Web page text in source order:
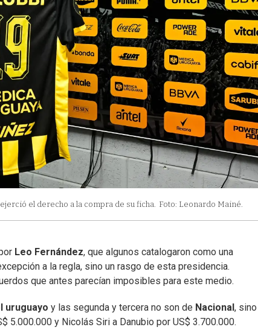
el derecho a la compra de su ficha. Foto: Leonardo Mainé.
Leo Fernández, que algunos catalogaron como una
a la regla, sino un rasgo de esta presidencia.
que antes parecían imposibles para este medio.
uruguayo y las segunda y tercera no son de Nacional , sino
5.000.000 y Nicolás Siri a Danubio por US$ 3.700.000.